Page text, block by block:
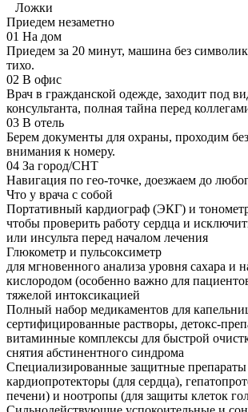
Ложки
Приедем незаметно
01 На дом
Приедем за 20 минут, машина без
тихо.
02 В офис
Врач в гражданской одежде, заходит под
консультанта, полная тайна перед
03 В отель
Берем документы для охраны, проходим
внимания к номеру.
04 За город/СНТ
Навигация по гео-точке, доезжаем до
Что у врача с собой
Портативный кардиограф (ЭКГ) и
чтобы проверить работу сердца и
или инсульта перед началом лечения
Глюкометр и пульсоксиметр
для мгновенного анализа уровня сахара и
кислородом (особенно важно для
тяжелой интоксикацией
Полный набор медикаментов для
сертифицированные растворы, детокс-
витаминные комплексы для быстрой
снятия абстинентного синдрома
Специализированные защитные препараты
кардиопротекторы (для сердца),
печени) и ноотропы (для защиты клеток